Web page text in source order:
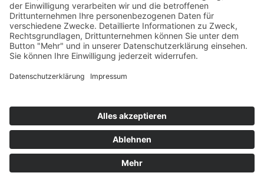
Gemeinhardt Service - Mutmacher.jetzt
154